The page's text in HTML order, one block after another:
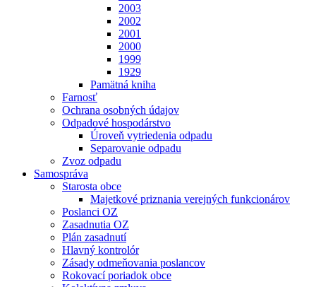
2003
2002
2001
2000
1999
1929
Pamätná kniha
Farnosť
Ochrana osobných údajov
Odpadové hospodárstvo
Úroveň vytriedenia odpadu
Separovanie odpadu
Zvoz odpadu
Samospráva
Starosta obce
Majetkové priznania verejných funkcionárov
Poslanci OZ
Zasadnutia OZ
Plán zasadnutí
Hlavný kontrolór
Zásady odmeňovania poslancov
Rokovací poriadok obce